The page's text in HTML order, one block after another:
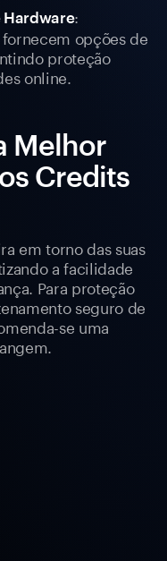
Hardware:
opções de
proteção
online.
Melhor
Credits
em torno das suas
a facilidade
Para proteção
seguro de
se uma